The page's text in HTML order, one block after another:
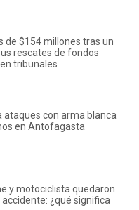
de $154 millones tras un
rescates de fondos
tribunales
ataques con arma blanca
en Antofagasta
y motociclista quedaron
¿qué significa